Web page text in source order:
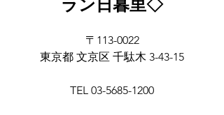
ラン日暮里◇
〒113-0022
東京都 文京区 千駄木 3-43-15
TEL 03-5685-1200